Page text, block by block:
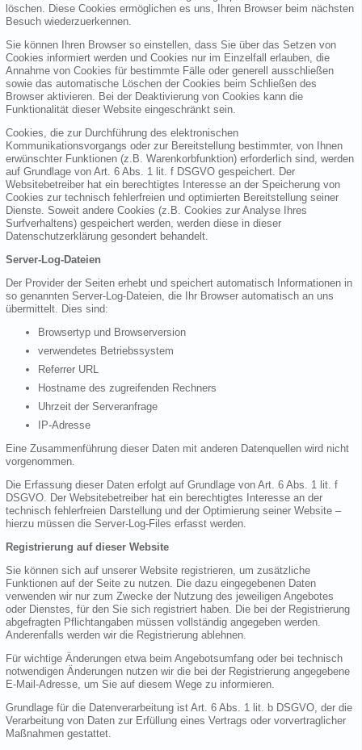
löschen. Diese Cookies ermöglichen es uns, Ihren Browser beim nächsten
Besuch wiederzuerkennen.
Sie können Ihren Browser so einstellen, dass Sie über das Setzen von
Cookies informiert werden und Cookies nur im Einzelfall erlauben, die
Annahme von Cookies für bestimmte Fälle oder generell ausschließen
sowie das automatische Löschen der Cookies beim Schließen des
Browser aktivieren. Bei der Deaktivierung von Cookies kann die
Funktionalität dieser Website eingeschränkt sein.
Cookies, die zur Durchführung des elektronischen
Kommunikationsvorgangs oder zur Bereitstellung bestimmter, von Ihnen
erwünschter Funktionen (z.B. Warenkorbfunktion) erforderlich sind, werden
auf Grundlage von Art. 6 Abs. 1 lit. f DSGVO gespeichert. Der
Websitebetreiber hat ein berechtigtes Interesse an der Speicherung von
Cookies zur technisch fehlerfreien und optimierten Bereitstellung seiner
Dienste. Soweit andere Cookies (z.B. Cookies zur Analyse Ihres
Surfverhaltens) gespeichert werden, werden diese in dieser
Datenschutzerklärung gesondert behandelt.
Server-Log-Dateien
Der Provider der Seiten erhebt und speichert automatisch Informationen in
so genannten Server-Log-Dateien, die Ihr Browser automatisch an uns
übermittelt. Dies sind:
Browsertyp und Browserversion
verwendetes Betriebssystem
Referrer URL
Hostname des zugreifenden Rechners
Uhrzeit der Serveranfrage
IP-Adresse
Eine Zusammenführung dieser Daten mit anderen Datenquellen wird nicht
vorgenommen.
Die Erfassung dieser Daten erfolgt auf Grundlage von Art. 6 Abs. 1 lit. f
DSGVO. Der Websitebetreiber hat ein berechtigtes Interesse an der
technisch fehlerfreien Darstellung und der Optimierung seiner Website –
hierzu müssen die Server-Log-Files erfasst werden.
Registrierung auf dieser Website
Sie können sich auf unserer Website registrieren, um zusätzliche
Funktionen auf der Seite zu nutzen. Die dazu eingegebenen Daten
verwenden wir nur zum Zwecke der Nutzung des jeweiligen Angebotes
oder Dienstes, für den Sie sich registriert haben. Die bei der Registrierung
abgefragten Pflichtangaben müssen vollständig angegeben werden.
Anderenfalls werden wir die Registrierung ablehnen.
Für wichtige Änderungen etwa beim Angebotsumfang oder bei technisch
notwendigen Änderungen nutzen wir die bei der Registrierung angegebene
E-Mail-Adresse, um Sie auf diesem Wege zu informieren.
Grundlage für die Datenverarbeitung ist Art. 6 Abs. 1 lit. b DSGVO, der die
Verarbeitung von Daten zur Erfüllung eines Vertrags oder vorvertraglicher
Maßnahmen gestattet.